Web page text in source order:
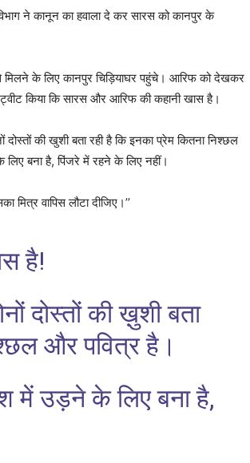
ने कानून का हवाला दे कर सारस को कानपुर के
मिलने के लिए कानपुर चिड़ियाघर पहुंचे। आरिफ को देखकर
किया कि सारस और आरिफ की कहानी खास है।
की खुशी बता रही है कि इनका प्रेम कितना निश्छल
बना है, पिंजरे में रहने के लिए नहीं।
वापिस लौटा दीजिए।’’
है!
दोस्तों की ख़ुशी बता
और पवित्र है।
में उड़ने के लिए बना है,